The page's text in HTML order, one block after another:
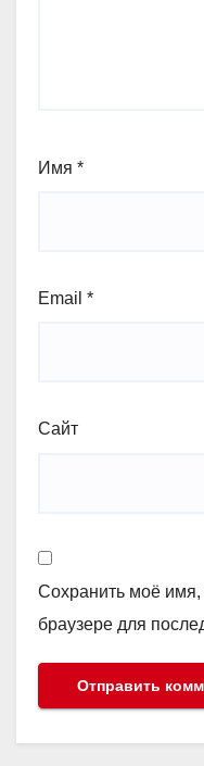
Имя *
Email *
Сайт
Сохранить моё имя,
браузере для